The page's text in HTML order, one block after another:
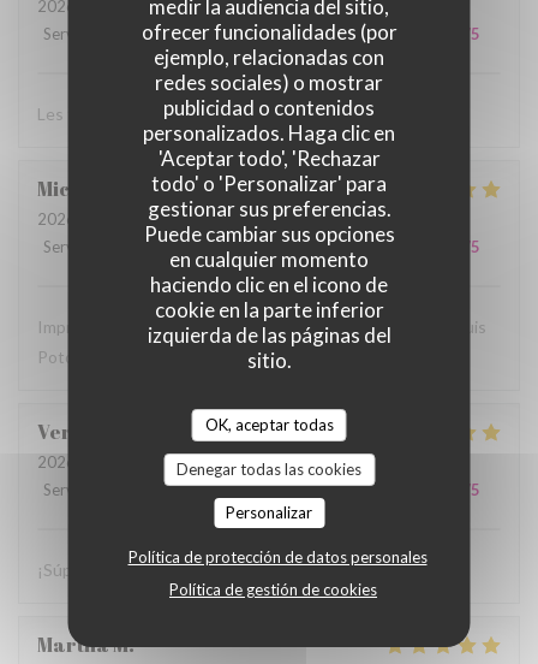
medir la audiencia del sitio,
ofrecer funcionalidades (por
ejemplo, relacionadas con
redes sociales) o mostrar
publicidad o contenidos
personalizados. Haga clic en
'Aceptar todo', 'Rechazar
todo' o 'Personalizar' para
gestionar sus preferencias.
Puede cambiar sus opciones
en cualquier momento
haciendo clic en el icono de
cookie en la parte inferior
izquierda de las páginas del
sitio.
OK, aceptar todas
Denegar todas las cookies
Personalizar
Política de protección de datos personales
Política de gestión de cookies
2026-06-26
- 21:30 - Invitados 2
Servicio
Ambiente:5/5 Menú 5 /5 Calidad / Precio /5
Les tacos sont vraiment bon. Excellent service!
Michael
2026-06-25
- 19:15 - Invitados 3
Servicio
Ambiente: 5/5 Menú: 5 /5 Calidad / Precio /5
Impresionante la comida mexicana, sobre todo la de San Luis
Potosi, recomendado 1000%
Veronica
2026-06-20
- 21:30 - Invitados 2
Servicio
Ambiente:5/5 Menú:5/5 Calidad / Precio /5
¡Súper rico como siempre! Muchísimas gracias por todo.
MarthaM